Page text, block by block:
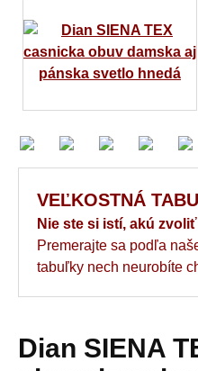
Dian SIENA
VEĽKOSTNÁ
Nie ste si istí, akú
Premerajte sa podľa
tabuľky nech neurobíte